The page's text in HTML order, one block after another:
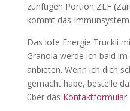
zünftigen Portion ZLF
kommt das
Das lofe Energie Truckli
Granola werde ich bald
anbieten. Wenn ich dich
gemacht habe, bestelle
über das Kontaktformular.